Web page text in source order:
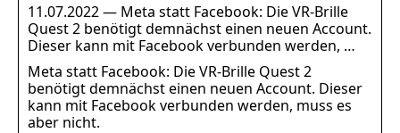
11.07.2022 — Meta statt Facebook: Die VR-Brille
Quest 2 benötigt demnächst einen neuen Account.
Dieser kann mit Facebook verbunden werden, …
Meta statt Facebook: Die VR-Brille Quest 2
benötigt demnächst einen neuen Account. Dieser
kann mit Facebook verbunden werden, muss es
aber nicht.